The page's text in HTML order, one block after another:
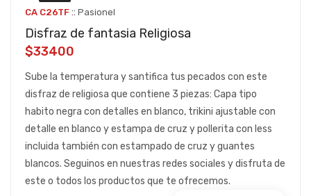
CA C26TF :: Pasionel
Disfraz de fantasia Religiosa
$33400
Sube la temperatura y santifica tus pecados con este
disfraz de religiosa que contiene 3 piezas: Capa tipo
habito negra con detalles en blanco, trikini ajustable con
detalle en blanco y estampa de cruz y pollerita con less
incluida también con estampado de cruz y guantes
blancos. Seguinos en nuestras redes sociales y disfruta de
este o todos los productos que te ofrecemos.